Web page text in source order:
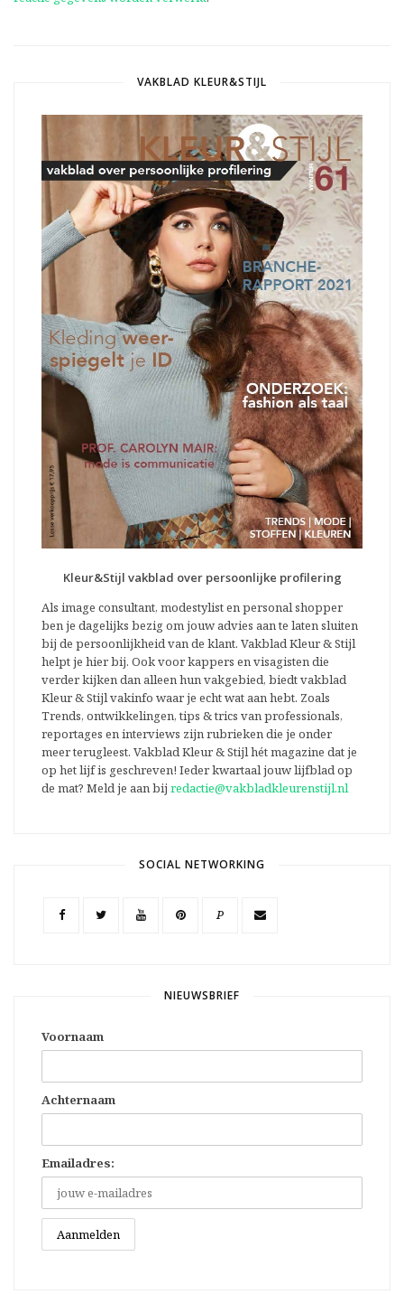
VAKBLAD KLEUR&STIJL
Kleur&Stijl vakblad over persoonlijke profilering
Als image consultant, modestylist en personal shopper
ben je dagelijks bezig om jouw advies aan te laten sluiten
bij de persoonlijkheid van de klant. Vakblad Kleur & Stijl
helpt je hier bij. Ook voor kappers en visagisten die
verder kijken dan alleen hun vakgebied, biedt vakblad
Kleur & Stijl vakinfo waar je echt wat aan hebt. Zoals
Trends, ontwikkelingen, tips & trics van professionals,
reportages en interviews zijn rubrieken die je onder
meer terugleest. Vakblad Kleur & Stijl hét magazine dat je
op het lijf is geschreven! Ieder kwartaal jouw lijfblad op
de mat? Meld je aan bij redactie@vakbladkleurenstijl.nl
SOCIAL NETWORKING
P
NIEUWSBRIEF
Voornaam
Achternaam
Emailadres: